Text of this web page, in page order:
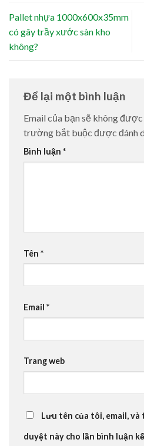
Pallet nhựa 1000x600x35mm
có gây trầy xước sàn kho
không?
Để lại một bình luận
Email của bạn sẽ không
trường bắt buộc được đánh
Bình luận *
Tên *
Email *
Trang web
Lưu tên của tôi, email,
duyệt này cho lần bình luận